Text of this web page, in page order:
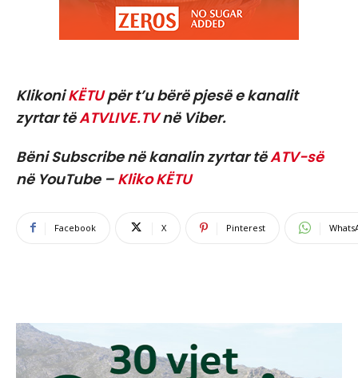
KlikoniKËTUpër t’u bërë pjesë e kanalit
zyrtar tëATVLIVE.TVnë Viber.
Bëni Subscribe në kanalin zyrtar tëATV-së
në YouTube – Kliko KËTU
Facebook X Pinterest